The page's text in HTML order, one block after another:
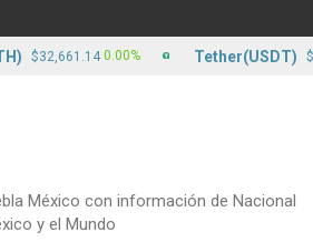
México con información de Nacional
y el Mundo
0.00% Tether(USDT) $17.20